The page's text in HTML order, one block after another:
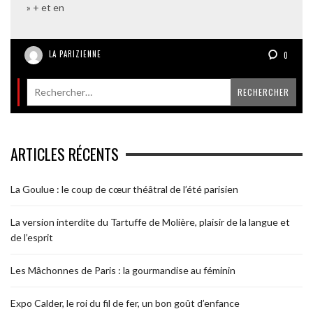
» + et en
LA PARIZIENNE 0
ARTICLES RÉCENTS
La Goulue : le coup de cœur théâtral de l’été parisien
La version interdite du Tartuffe de Molière, plaisir de la langue et
de l’esprit
Les Mâchonnes de Paris : la gourmandise au féminin
Expo Calder, le roi du fil de fer, un bon goût d’enfance